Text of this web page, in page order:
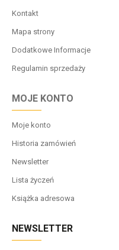
Kontakt
Mapa strony
Dodatkowe Informacje
Regulamin sprzedaży
MOJE KONTO
Moje konto
Historia zamówień
Newsletter
Lista życzeń
Książka adresowa
NEWSLETTER